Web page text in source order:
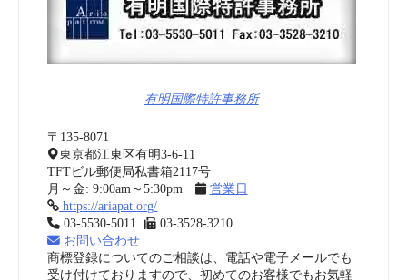
有明国際特許事務所
〒135-8071
東京都江東区有明3-6-11
TFTビル郵便局私書箱2117号
月～金: 9:00am～5:30pm
営業日
https://ariapat.org/
03-5530-5011
03-3528-3210
お問い合わせ
商標登録についてのご相談は、電話や電子メールでも
受け付けておりますので、初めてのお客様でもお気軽